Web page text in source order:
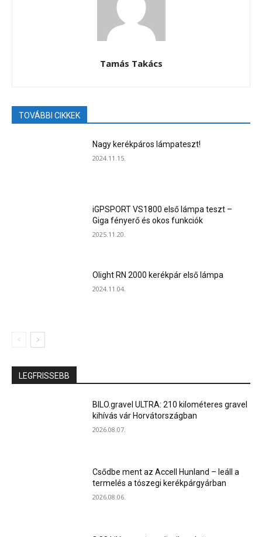
Tamás Takács
TOVÁBBI CIKKEK
Nagy kerékpáros lámpateszt!
2024.11.15.
iGPSPORT VS1800 első lámpa teszt –
Giga fényerő és okos funkciók
2025.11.20.
Olight RN 2000 kerékpár első lámpa
2024.11.04.
LEGFRISSEBB
BILO.gravel ULTRA: 210 kilométeres gravel
kihívás vár Horvátországban
2026.08.07.
Csődbe ment az Accell Hunland – leáll a
termelés a tószegi kerékpárgyárban
2026.08.06.